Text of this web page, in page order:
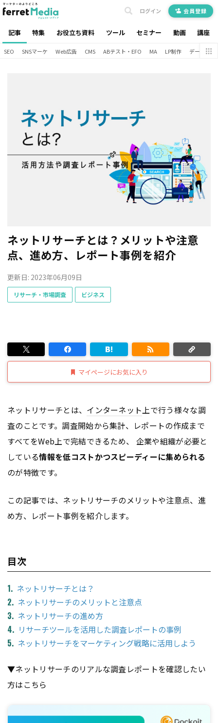
記事 特集 お役立ち資料 ツール セミナー 動画 講座
ログイン 会員登録
SEO SNSマーケ Web広告 CMS ABテスト・EFO MA LP制作 データ分析
ネットリサーチとは？メリットや注意
点、進め方、レポート事例を紹介
更新日: 2023年06月09日
リサーチ・市場調査 ビジネス
マイページにお気に入り
ネットリサーチとは、 インターネット上で行う様々な調
査のことです。調査開始から集計、レポートの作成まで
すべてをWeb上で完結できるため、 企業や組織が必要と
している情報を低コストかつスピーディーに集められる
のが特徴です。
この記事では、ネットリサーチのメリットや注意点、進
め方、レポート事例を紹介します。
目次
ネットリサーチとは？
ネットリサーチのメリットと注意点
ネットリサーチの進め方
リサーチツールを活用した調査レポートの事例
ネットリサーチをマーケティング戦略に活用しよう
▼ネットリサーチのリアルな調査レポートを確認したい
方はこちら